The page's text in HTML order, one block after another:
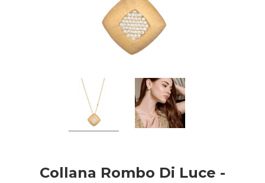
Collana Rombo Di Luce -